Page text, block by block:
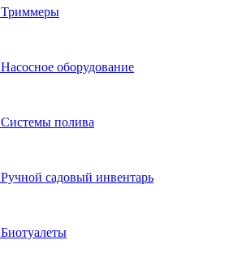
Триммеры
Насосное оборудование
Системы полива
Ручной садовый инвентарь
Биотуалеты